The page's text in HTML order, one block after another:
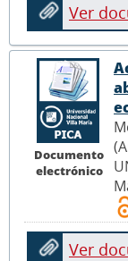
Ver
Documento
electrónico
Ver